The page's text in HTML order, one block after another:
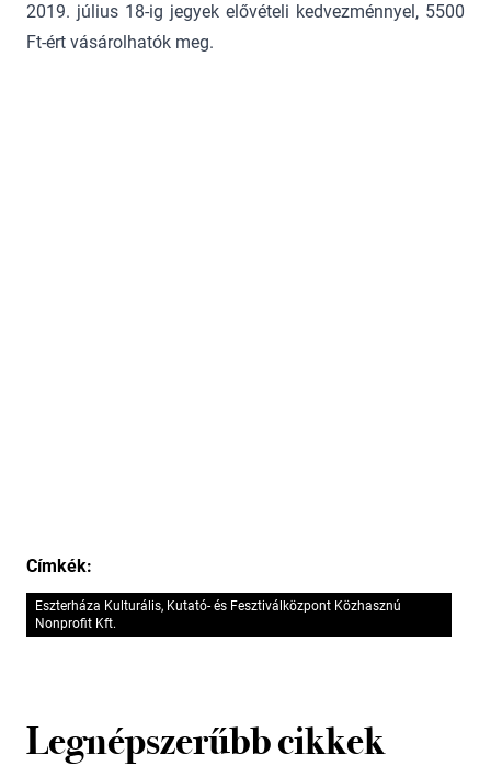
2019. július 18-ig jegyek elővételi kedvezménnyel, 5500
Ft-ért vásárolhatók meg.
Címkék:
Eszterháza Kulturális, Kutató- és Fesztiválközpont Közhasznú
Nonprofit Kft.
Legnépszerűbb cikkek